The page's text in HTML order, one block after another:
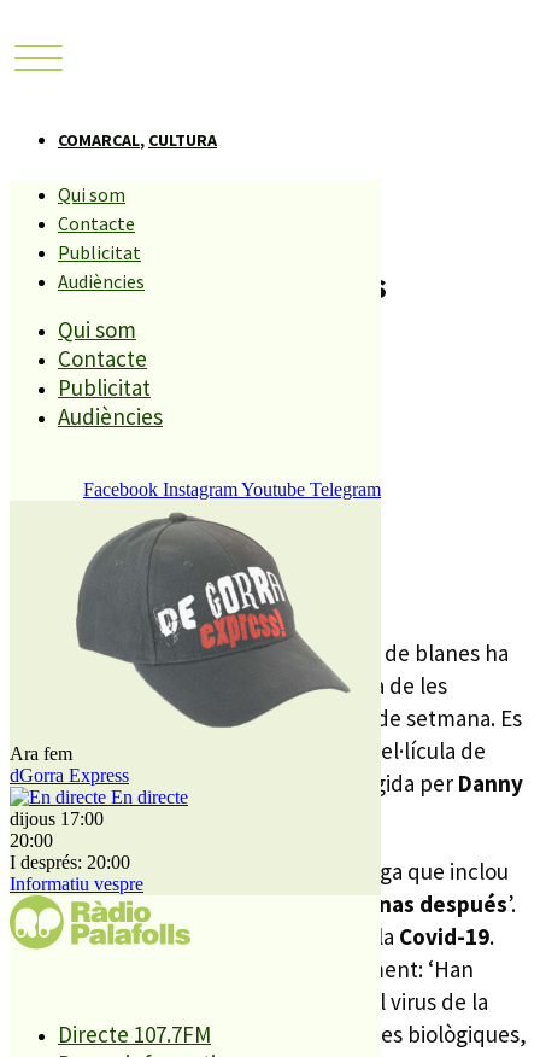
Qui som
Contacte
Publicitat
Audiències
Qui som
Contacte
Publicitat
Audiències
Facebook InstagramYoutube Telegram
Ara fem
dGorra Express
En directe
dijous 17:00
20:00
I després: 20:00
Informatiu vespre
Directe 107.7FM
COMARCAL, CULTURA
OCINE Blanes acull la
presentació de ‘28 años
después’
Compartiu aquesta història
Foto: Aullidos
REDACCIÓ
19 JUNY, 2025
Aquest divendres a la tarda, el cinema de blanes ha
preparat un acte de presentació d’una de les
pel·lícules que s’estrenen aquest cap de setmana. Es
tracta de ‘
’, la nova pel·lícula de
terror postapocalíptica produïda i dirigida per Danny
Boylei escrita per
Aquesta és la
de la saga que inclou
els títols ‘28 días después 28 semanas después’.
En aquesta ocasió, el film s’inspira en la Covid-19.
Concretament, segons detalla l’argument: ‘Han
passat gairebé tres dècades des que el virus de la
ràbiava escapar d’un laboratori d’armes biològiques,